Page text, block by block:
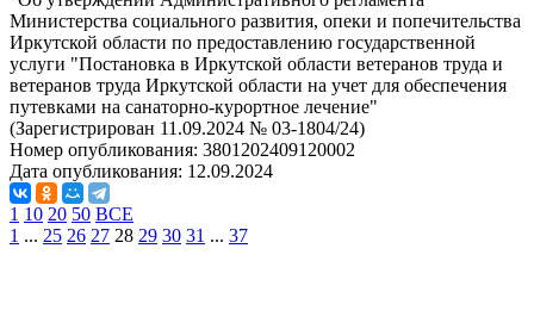
Министерства социального развития, опеки и попечительства
Иркутской области по предоставлению государственной
услуги "Постановка в Иркутской области ветеранов труда и
ветеранов труда Иркутской области на учет для обеспечения
путевками на санаторно-курортное лечение"
(Зарегистрирован 11.09.2024 № 03-1804/24)
Номер опубликования: 3801202409120002
Дата опубликования: 12.09.2024
1 10 20 50 ВСЕ
1 ... 25 26 27 28 29 30 31 ... 37